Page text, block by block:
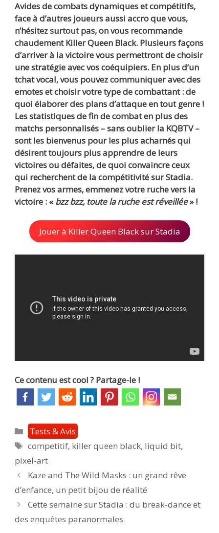
Avides de combats dynamiques et compétitifs,
face à d’autres joueurs aussi accro que vous,
n’hésitez surtout pas, on vous recommande
chaudement Killer Queen Black. Plusieurs façons
d’arriver à la victoire vous permettront de choisir
une stratégie avec vos coéquipiers. En plus d’un
tchat vocal, vous pouvez communiquer avec des
emotes et choisir votre type de combattant : de
quoi élaborer des plans d’attaque en tout genre !
Les statistiques de fin de combat en plus des
matchs personnalisés – sans oublier la KQBTV –
sont les bienvenus pour les plus acharnés qui
désirent toujours plus apprendre de leurs
victoires ou défaites, de quoi convaincre ceux
qui recherchent de la compétitivité sur Stadia.
Prenez vos armes, emmenez votre ruche vers la
victoire : « bzz bzz, toute la ruche est réveillée» !
Jouer à Killer Queen Black sur Stadia
Ce contenu est cool ? Partage-le !
Catégories
Tests & Avis
Étiquettes
competitif, killer queen black, liquid bit,
pixel-art
Post
navigation
Kaze and The Wild Masks : un grand rêve
d’enfance, un petit bijou de réalité
Cette semaine sur Stadia : du break-dance et
des enquêtes paranormales